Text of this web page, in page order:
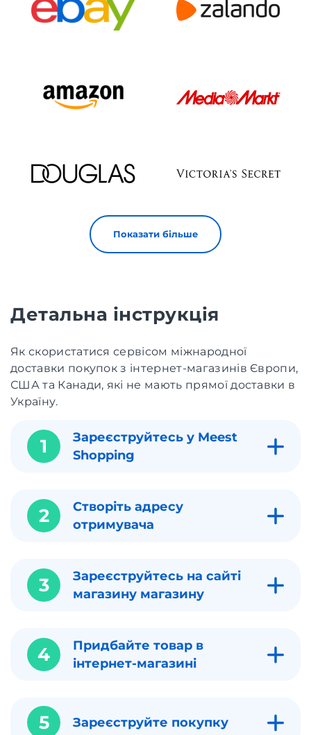
Показати більше
Детальна інструкція
Як скористатися сервісом міжнародної
доставки покупок з інтернет-магазинів Європи,
США та Канади, які не мають прямої доставки в
Україну.
1
Зареєструйтесь у Meest
Shopping
2
Створіть адресу
отримувача
3
Зареєструйтесь на сайті
магазину магазину
4
Придбайте товар в
інтернет-магазині
5 Зареєструйте покупку